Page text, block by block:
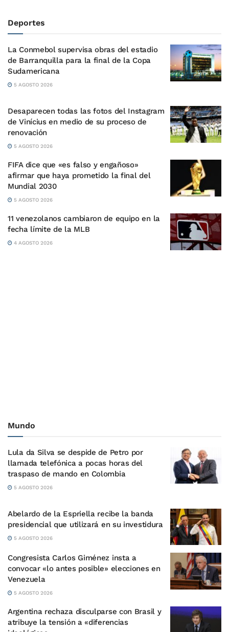
Deportes
La Conmebol supervisa obras del estadio
de Barranquilla para la final de la Copa
Sudamericana
5 AGOSTO 2026
Desaparecen todas las fotos del Instagram
de Vinícius en medio de su proceso de
renovación
5 AGOSTO 2026
FIFA dice que «es falso y engañoso»
afirmar que haya prometido la final del
Mundial 2030
5 AGOSTO 2026
11 venezolanos cambiaron de equipo en la
fecha límite de la MLB
4 AGOSTO 2026
Mundo
Lula da Silva se despide de Petro por
llamada telefónica a pocas horas del
traspaso de mando en Colombia
5 AGOSTO 2026
Abelardo de la Espriella recibe la banda
presidencial que utilizará en su investidura
5 AGOSTO 2026
Congresista Carlos Giménez insta a
convocar «lo antes posible» elecciones en
Venezuela
5 AGOSTO 2026
Argentina rechaza disculparse con Brasil y
atribuye la tensión a «diferencias